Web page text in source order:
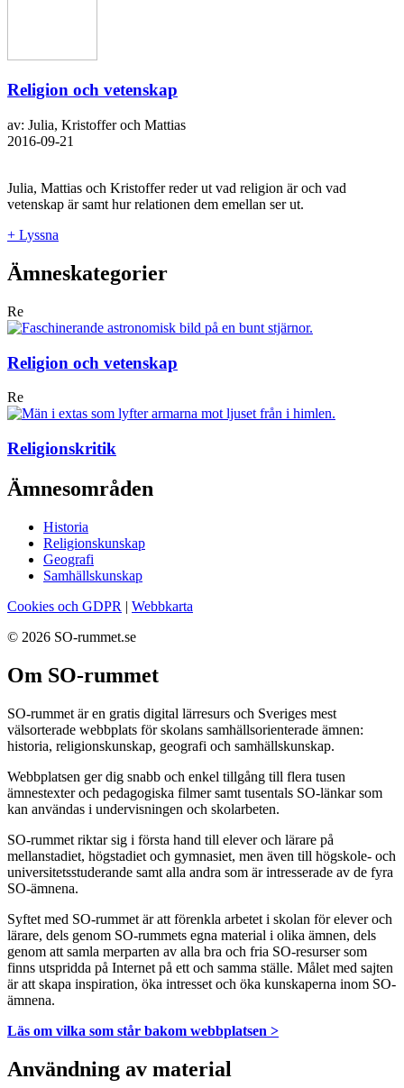
Religion och vetenskap
av: Julia, Kristoffer och Mattias
2016-09-21
Julia, Mattias och Kristoffer reder ut vad religion är och vad
vetenskap är samt hur relationen dem emellan ser ut.
+ Lyssna
Ämneskategorier
Re
Religion och vetenskap
Re
Religionskritik
Ämnesområden
Historia
Religionskunskap
Geografi
Samhällskunskap
Cookies och GDPR | Webbkarta
© 2026 SO-rummet.se
Om SO-rummet
SO-rummet är en gratis digital lärresurs och Sveriges mest
välsorterade webbplats för skolans samhällsorienterade ämnen:
historia, religionskunskap, geografi och samhällskunskap.
Webbplatsen ger dig snabb och enkel tillgång till flera tusen
ämnestexter och pedagogiska filmer samt tusentals SO-länkar som
kan användas i undervisningen och skolarbeten.
SO-rummet riktar sig i första hand till elever och lärare på
mellanstadiet, högstadiet och gymnasiet, men även till högskole- och
universitetsstuderande samt alla andra som är intresserade av de fyra
SO-ämnena.
Syftet med SO-rummet är att förenkla arbetet i skolan för elever och
lärare, dels genom SO-rummets egna material i olika ämnen, dels
genom att samla merparten av alla bra och fria SO-resurser som
finns utspridda på Internet på ett och samma ställe. Målet med sajten
är att skapa inspiration, öka intresset och öka kunskaperna inom SO-
ämnena.
Läs om vilka som står bakom webbplatsen >
Användning av material